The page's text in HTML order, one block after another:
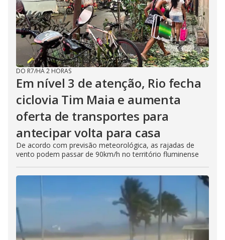
DO R7/HÁ 2 HORAS
Em nível 3 de atenção, Rio fecha
ciclovia Tim Maia e aumenta
oferta de transportes para
antecipar volta para casa
De acordo com previsão meteorológica, as rajadas de
vento podem passar de 90km/h no território fluminense